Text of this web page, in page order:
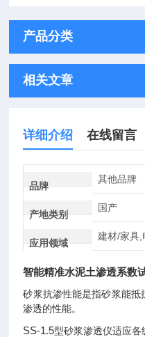
产品分类
相关文章
详细介绍 在线留言
品牌
其他品牌
产地类别
国产
应用领域
建材/家具,
智能精准水泥土渗透系数
砂浆抗渗性能是指砂浆能
渗透的性能。
SS-1.5型砂浆渗透仪适应